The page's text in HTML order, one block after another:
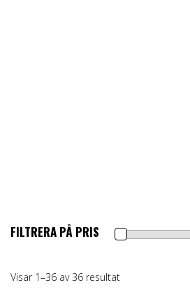
FILTRERA PÅ PRIS
Visar 1–36 av 36 resultat